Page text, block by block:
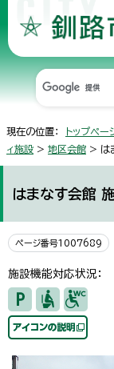
現在の位置： トップペー
ィ施設 > 地区会館 > は
はまなす会館
ページ番号1007689
施設機能対応状況：